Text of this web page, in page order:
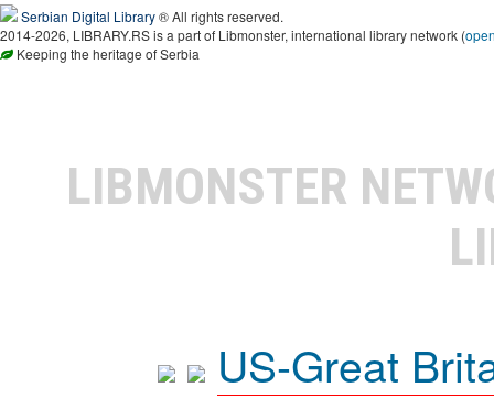
Serbian Digital Library® All rights reserved.
2014-2026, LIBRARY.RS is a part of Libmonster, international library network (
Keeping the heritage of Serbia
LIBMONSTER
US-Great